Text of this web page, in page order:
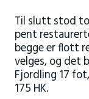
Til slutt stod
pent
begge er flott
velges, og det
Fjordling 17
175 HK.